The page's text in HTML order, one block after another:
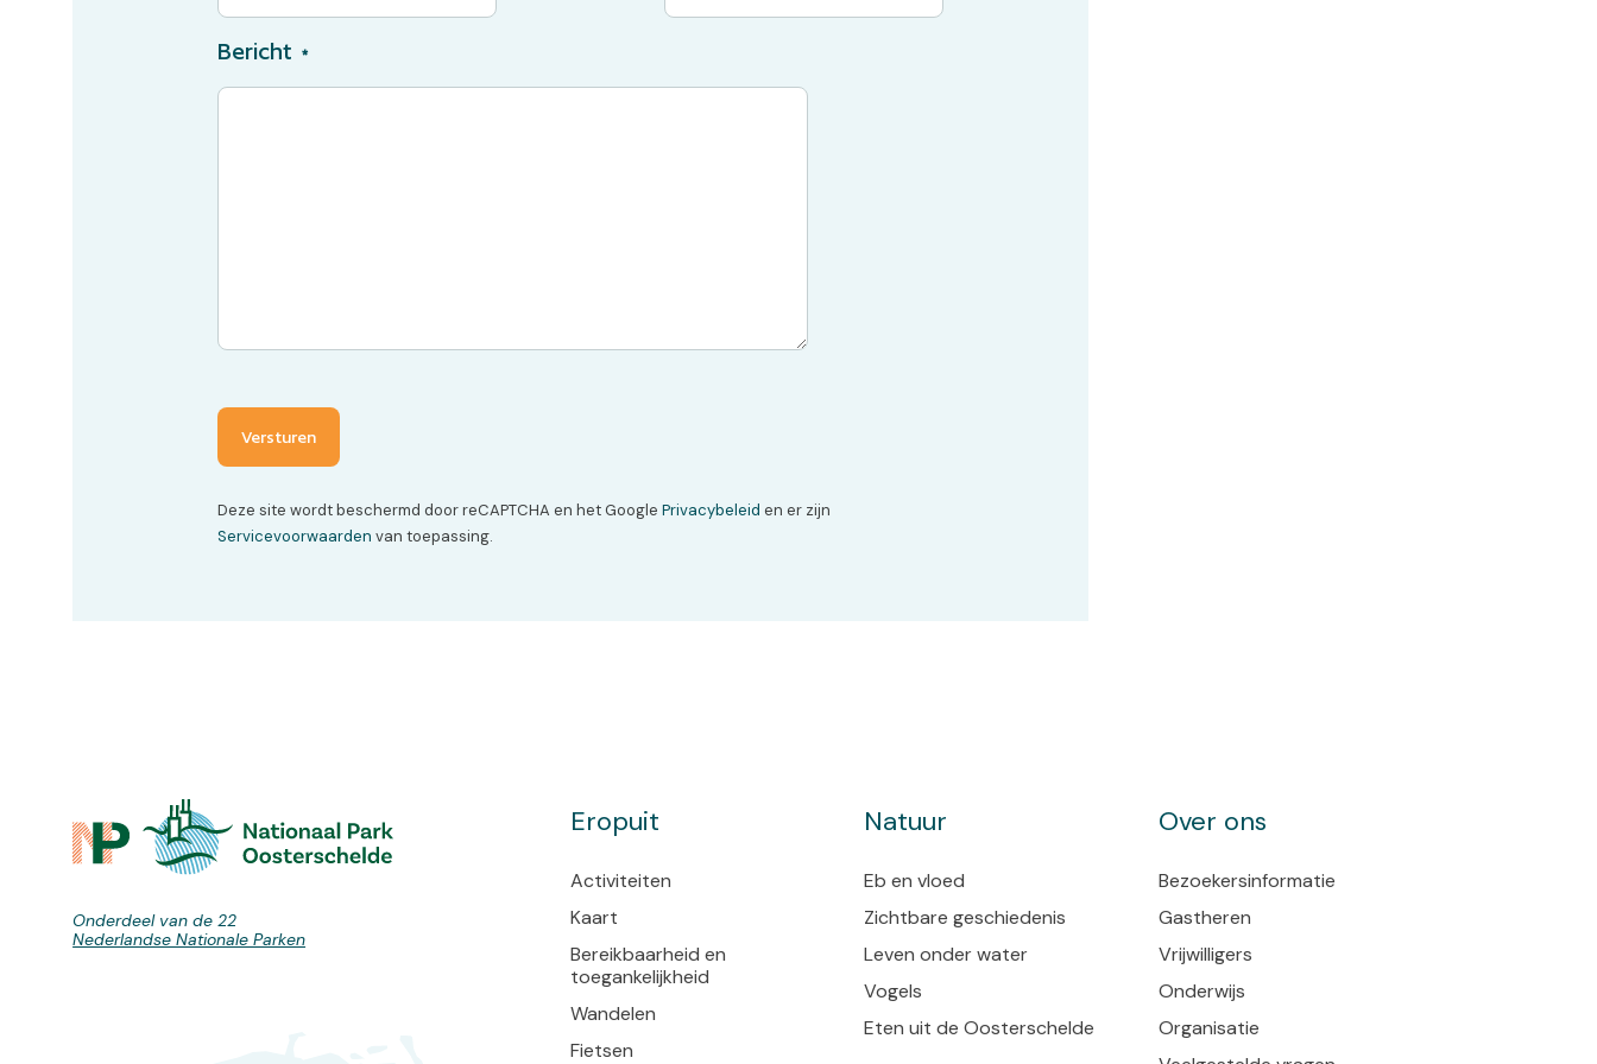
Bericht *
Versturen
Deze site wordt beschermd door reCAPTCHA en het GooglePrivacybeleid en er zijn
Servicevoorwaarden van toepassing.
Onderdeel van de 22
Nederlandse Nationale Parken
Eropuit
Activiteiten
Kaart
Bereikbaarheid en
toegankelijkheid
Wandelen
Fietsen
Natuur
Eb en vloed
Zichtbare geschiedenis
Leven onder water
Vogels
Eten uit de Oosterschelde
Over ons
Bezoekersinformatie
Gastheren
Vrijwilligers
Onderwijs
Organisatie